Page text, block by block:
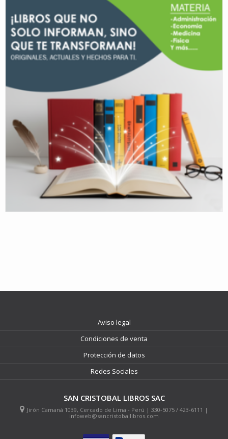
Aviso legal
Condiciones de venta
Protección de datos
Redes Sociales
SAN CRISTOBAL LIBROS SAC
Jirón Camaná 1039, Cercado de Lima - Perú | 330-5075 / 423-6111 |
infoweb@sancristoballibros.com